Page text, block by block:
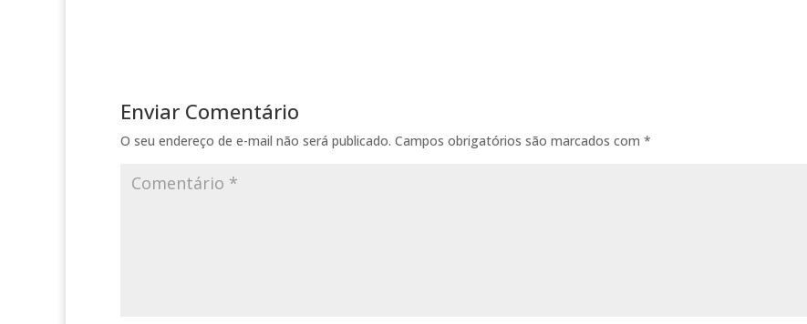
Enviar Comentário
O seu endereço de e-mail não será publicado. Campos obrigatórios são marcados com *